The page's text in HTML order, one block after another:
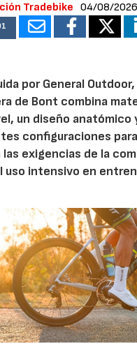
Tradebike 04/08/2026
por General Outdoor,
de Bont combina
un diseño anatómico
configuraciones
exigencias de la
uso intensivo en